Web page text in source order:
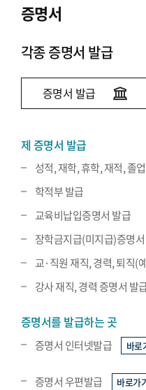
증명서
각종 증명서 발급
증명서 발급
제 증명서 발급
성적, 재학, 휴학, 재적, 졸
학적부 발급
교육비납입증명서 발급
장학금지급(미지급)증명
교·직원 재직, 경력, 퇴직(
강사 재직, 경력 증명서 발
증명서를 발급하는 곳
증명서 인터넷발급 바로
증명서 우편발급 바로가